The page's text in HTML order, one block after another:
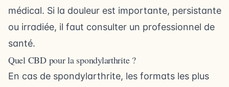
médical. Si la douleur est importante, persistante
ou irradiée, il faut consulter un professionnel de
santé.
Quel CBD pour la spondylarthrite ?
En cas de spondylarthrite, les formats les plus